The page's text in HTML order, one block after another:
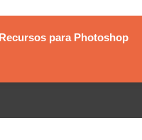
Recursos para Photoshop